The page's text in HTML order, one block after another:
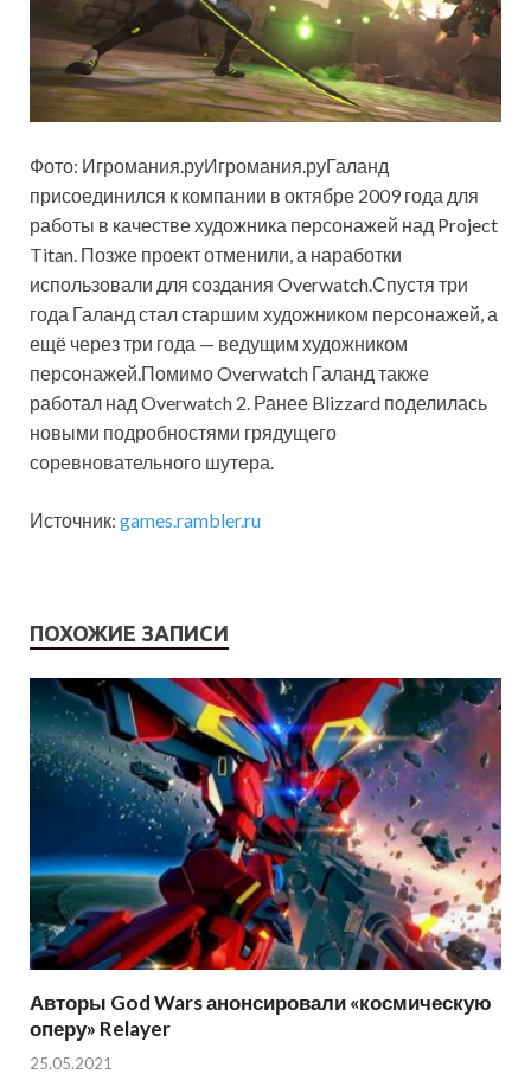
Фото: Игромания.руИгромания.руГаланд
присоединился к компании в октябре 2009 года для
работы в качестве художника персонажей над Project
Titan. Позже проект отменили, а наработки
использовали для создания Overwatch.Спустя три
года Галанд стал старшим художником персонажей, а
ещё через три года — ведущим художником
персонажей.Помимо Overwatch Галанд также
работал над Overwatch 2. Ранее Blizzard поделилась
новыми подробностями грядущего
соревновательного шутера.
Источник: games.rambler.ru
ПОХОЖИЕ ЗАПИСИ
Авторы God Wars анонсировали «космическую
оперу» Relayer
25.05.2021